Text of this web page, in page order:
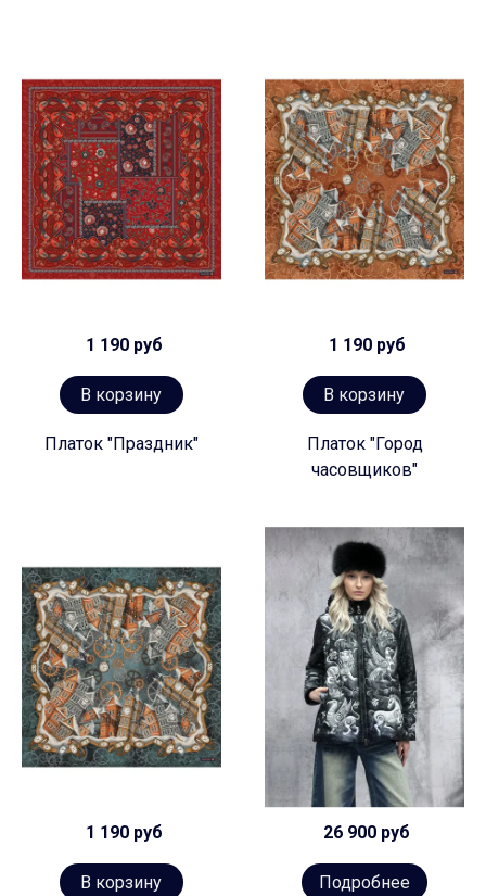
1 190 руб
В корзину
Платок "Праздник"
1 190 руб
В корзину
Платок "Город
часовщиков"
1 190 руб
В корзину
26 900 руб
Подробнее